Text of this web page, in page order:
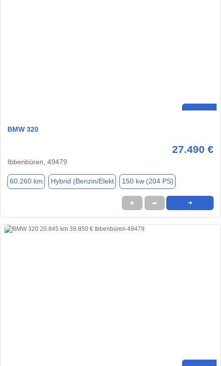
BMW 320
27.490 €
Ibbenbüren, 49479
60.260 km Hybrid (Benzin/Elekt 150 kw (204 PS)
★ ➦ ➜